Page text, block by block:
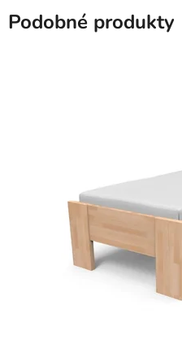
Podobné produkty